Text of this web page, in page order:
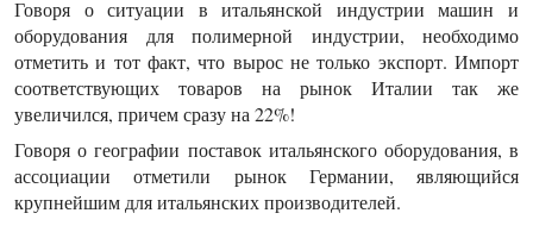
Говоря о ситуации в итальянской индустрии машин и
оборудования для полимерной индустрии, необходимо
отметить и тот факт, что вырос не только экспорт. Импорт
соответствующих товаров на рынок Италии так же
увеличился, причем сразу на 22%!
Говоря о географии поставок итальянского оборудования, в
ассоциации отметили рынок Германии, являющийся
крупнейшим для итальянских производителей.